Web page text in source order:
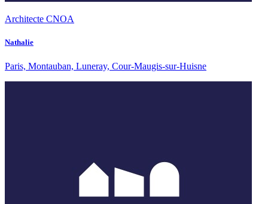
Architecte CNOA
Nathalie
Paris, Montauban, Luneray, Cour-Maugis-sur-Huisne